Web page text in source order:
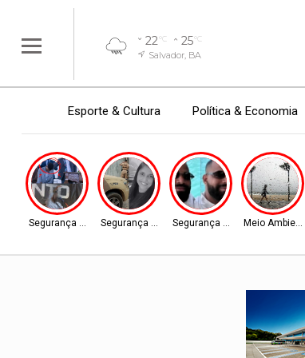
22°C 25°C
Salvador, BA
Esporte & Cultura Política & Economia
Segurança PúblicaSegurança PúblicaSegurança PúblicaMeio Ambiente